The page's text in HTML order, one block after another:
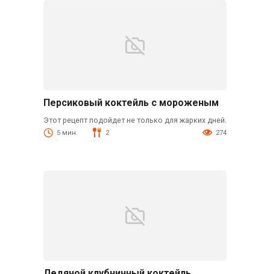
Персиковый коктейль с мороженым
Этот рецепт подойдет не только для жарких дней.
5 мин. 2 274